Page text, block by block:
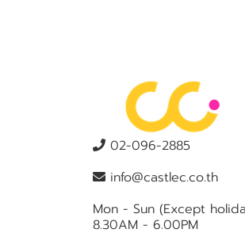
02-096-2885
info@castlec.co.th
Mon - Sun (Except
8.30AM - 6.00PM